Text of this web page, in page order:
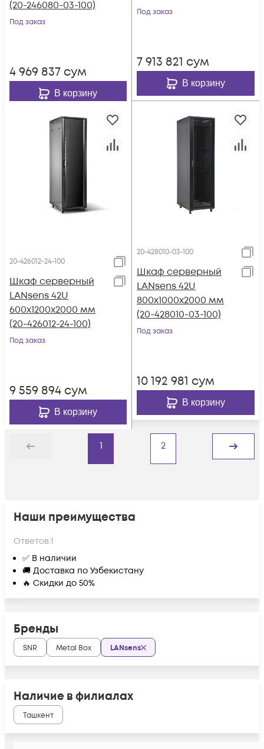
(20-246080-03-100)
Под заказ
4 969 837 сум
В корзину
Под заказ
7 913 821 сум
В корзину
20-426012-24-100
Шкаф серверный
LANsens 42U
600x1200x2000 мм
(20-426012-24-100)
Под заказ
9 559 894 сум
В корзину
20-428010-03-100
Шкаф серверный
LANsens 42U
800x1000x2000 мм
(20-428010-03-100)
Под заказ
10 192 981 сум
В корзину
Назад
1 2
Дальше
Наши преимущества
Ответов:1
✅ В наличии
🚚 Доставка по Узбекистану
🔥 Скидки до 50%
Бренды
SNR Metal Box LANsens
Наличие в филиалах
Ташкент